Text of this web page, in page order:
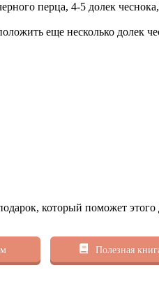
перца, 4-5 долек
еще несколько долек
который поможет этого
Полезная